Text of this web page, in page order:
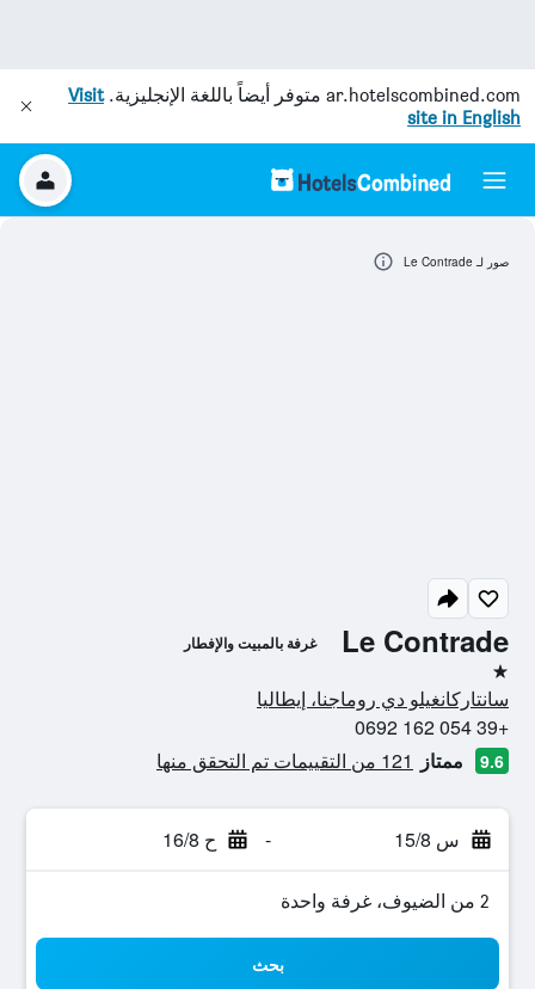
ar.hotelscombined.com متوفر أيضاً باللغة الإنجليزية.Visit
site in English
Le Contrade غرفة بالمبيت والإفطار
نجمة واحدة
سانتاركانغيلو دي روماجنا، إيطاليا
+39 054 162 0692
9.6 ممتاز 121 من التقييمات تم التحقق منها
س 15/8 - ح 16/8
2 من الضيوف، غرفة واحدة
بحث
صور لـ Le Contrade